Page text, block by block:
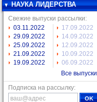
НАУКА ЛИДЕРСТВА
Свежие выпуски рассылки:
03.11.2022
29.09.2022
25.09.2022
21.09.2022
19.09.2022
17.09.2022
14.09.2022
12.09.2022
10.09.2022
06.09.2022
Все выпуски
Подписка на рассылку: